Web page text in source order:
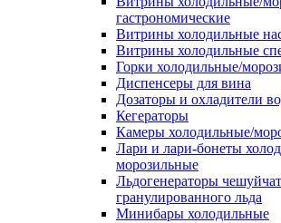
гастрономические
Витрины холодильные
Витрины холодильные
Горки холодильные/
Диспенсеры для вина
Дозаторы и охладители
Кегераторы
Камеры холодильные/
Лари и лари-бонеты
морозильные
Льдогенераторы
гранулированного льда
Минибары холодильные